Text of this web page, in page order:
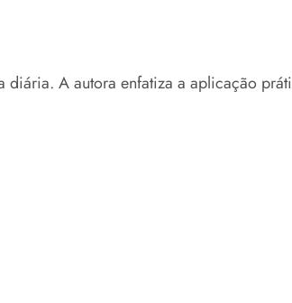
A autora enfatiza a aplicação